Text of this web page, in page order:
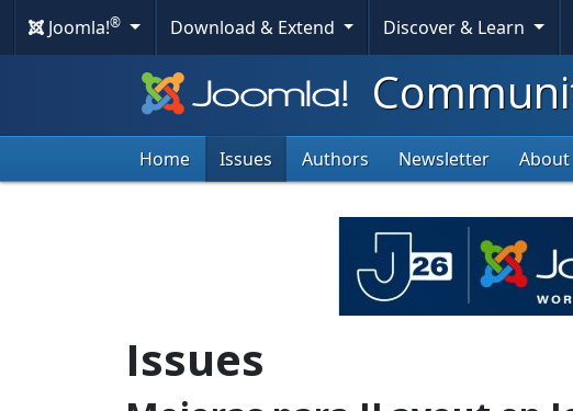
Joomla!® Download & Extend Discover & Learn
Home Issues Authors Newsletter About
Issues